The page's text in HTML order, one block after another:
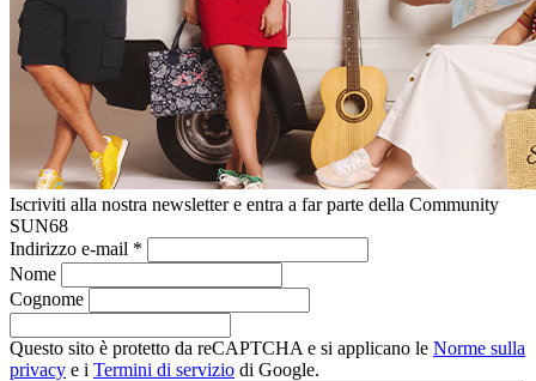
Iscriviti alla nostra newsletter e entra a far parte della Community
SUN68
Indirizzo e-mail *
Nome
Cognome
Questo sito è protetto da reCAPTCHA e si applicano le Norme sulla
privacy e i Termini di servizio di Google.